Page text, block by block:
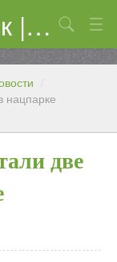
Грузчики Челябинск | Работа
Поиск
/
нацпарке
две